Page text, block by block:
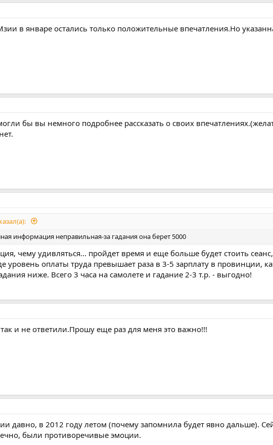
в январе остались только положительные впечатления.Но
бы вы немного подробнее рассказать о своих
информация неправильная-за гадания она берет 5000
чему удивляться... пройдет время и еще больше будет стоить
уровень оплаты труда превышает раза в 3-5 зарплату в
ниже. Всего 3 часа на самолете и гадание 2-3 т.р. - выгодно!
и не ответили.Прошу еще раз для меня это важно!!!
давно, в 2012 году летом (почему запомнила будет явно дальше).
были противоречивые эмоции.